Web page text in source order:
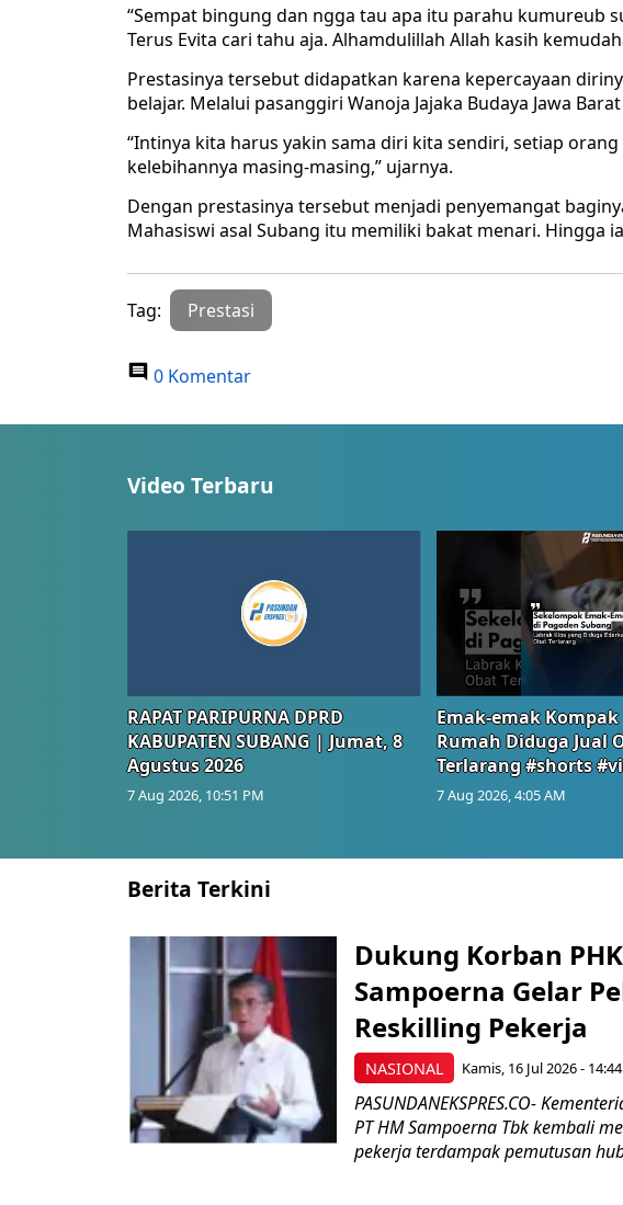
“Sempat bingung dan ngga tau apa itu parahu kumureub
Terus Evita cari tahu aja. Alhamdulillah Allah kasih
Prestasinya tersebut didapatkan karena kepercayaan
belajar. Melalui pasanggiri Wanoja Jajaka Budaya Jawa
“Intinya kita harus yakin sama diri kita sendiri, setiap
kelebihannya masing-masing,” ujarnya.
Dengan prestasinya tersebut menjadi penyemangat
Mahasiswi asal Subang itu memiliki bakat menari. Hingga
Tag: Prestasi
0 Komentar
Video Terbaru
RAPAT PARIPURNA DPRD
KABUPATEN SUBANG | Jumat, 8
Agustus 2026
7 Aug 2026, 10:51 PM
Emak-emak Kompak
Rumah Diduga Jual
Terlarang #shorts
7 Aug 2026, 4:05 AM
Berita Terkini
NASIONAL
Dukung Korban
Sampoerna Gelar
Reskilling Pekerja
Kamis, 16 Jul 2026 - 14:44
PASUNDANEKSPRES.CO-
PT HM Sampoerna Tbk kembali
pekerja terdampak pemutusan